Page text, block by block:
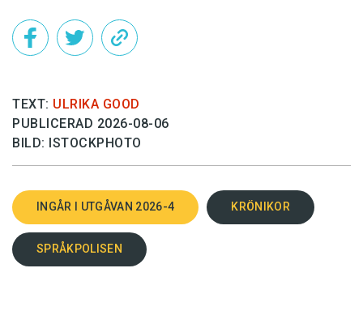
TEXT: ULRIKA GOOD
PUBLICERAD 2026-08-06
BILD: ISTOCKPHOTO
INGÅR I UTGÅVAN 2026-4 KRÖNIKOR
SPRÅKPOLISEN